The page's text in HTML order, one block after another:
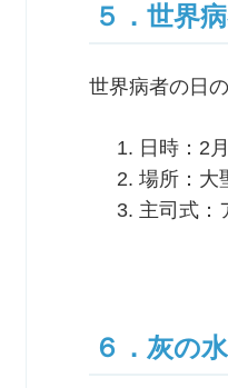
５．世界
世界病者の日
日時：2
場所：大
主司式：
６．灰の